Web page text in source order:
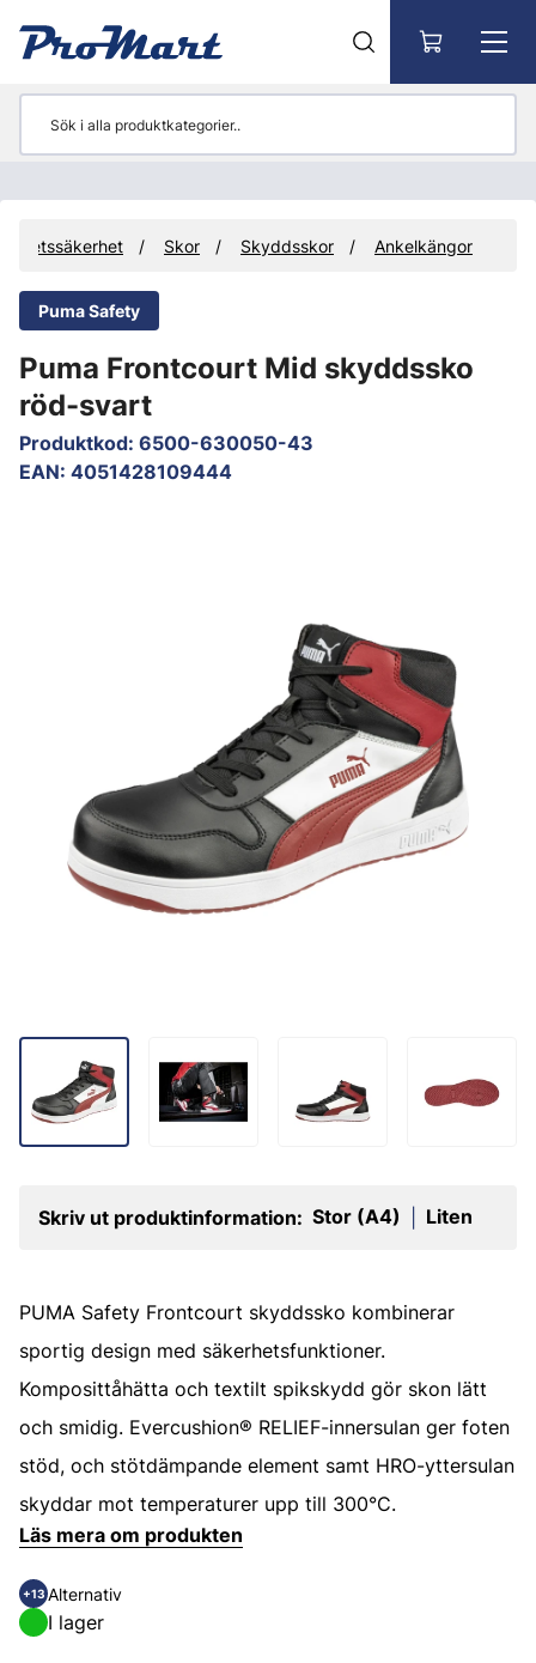
Skor Skyddsskor Ankelkängor
Puma Safety
Puma Frontcourt Mid skyddssko
röd-svart
Produktkod: 6500-630050-43
EAN: 4051428109444
Skriv ut produktinformation: Stor (A4) Liten
PUMA Safety Frontcourt skyddssko kombinerar
sportig design med säkerhetsfunktioner.
Komposittåhätta och textilt spikskydd gör skon lätt
och smidig. Evercushion® RELIEF-innersulan ger foten
stöd, och stötdämpande element samt HRO-yttersulan
skyddar mot temperaturer upp till 300°C.
Läs mera om produkten
+13 Alternativ
I lager